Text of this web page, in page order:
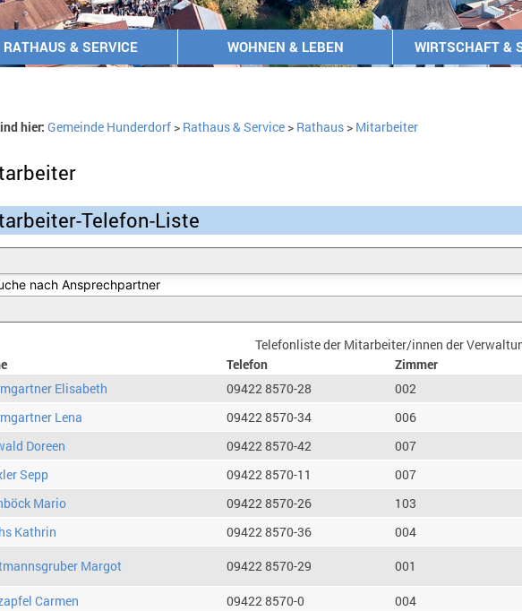
RATHAUS & SERVICE WOHNEN & LEBEN WIRTSCHAFT &
hier: Gemeinde Hunderdorf> Rathaus & Service> Rathaus> Mitarbeiter
Telefon-Liste
Telefonliste der Mitarbeiter/innen der
Telefon Zimmer
Elisabeth
09422 8570-28 002
Lena
09422 8570-34 006
Doreen
09422 8570-42 007
Sepp
09422 8570-11 007
Mario
09422 8570-26 103
Kathrin
09422 8570-36 004
Margot
09422 8570-29 001
Carmen
09422 8570-0 004